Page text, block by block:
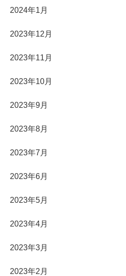
2024年1月
2023年12月
2023年11月
2023年10月
2023年9月
2023年8月
2023年7月
2023年6月
2023年5月
2023年4月
2023年3月
2023年2月